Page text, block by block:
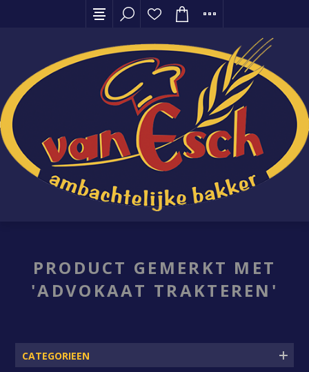
PRODUCT GEMERKT MET
'ADVOKAAT TRAKTEREN'
CATEGORIEEN